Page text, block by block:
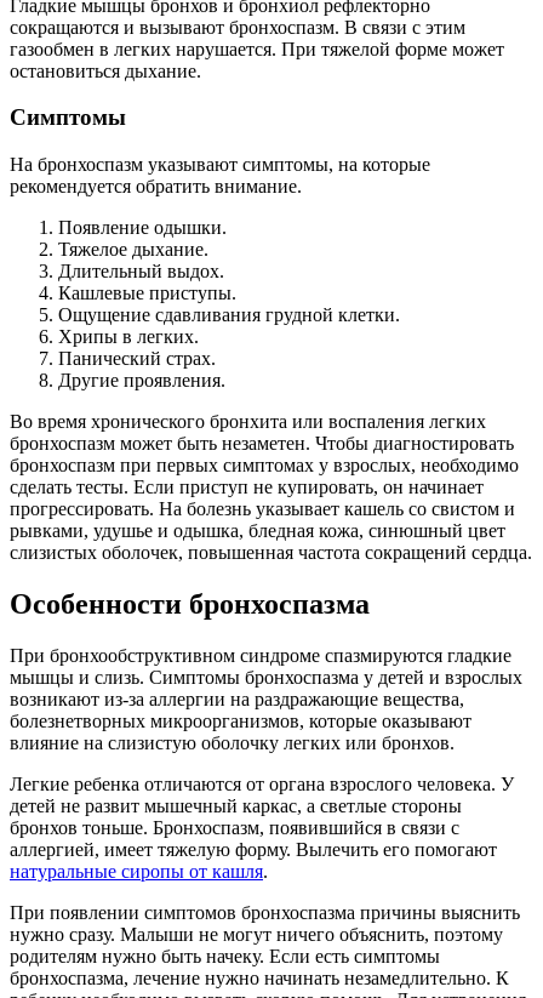
Гладкие мышцы бронхов и бронхиол рефлекторно
сокращаются и вызывают бронхоспазм. В связи с этим
газообмен в легких нарушается. При тяжелой форме может
остановиться дыхание.
Симптомы
На бронхоспазм указывают симптомы, на которые
рекомендуется обратить внимание.
Появление одышки.
Тяжелое дыхание.
Длительный выдох.
Кашлевые приступы.
Ощущение сдавливания грудной клетки.
Хрипы в легких.
Панический страх.
Другие проявления.
Во время хронического бронхита или воспаления легких
бронхоспазм может быть незаметен. Чтобы диагностировать
бронхоспазм при первых симптомах у взрослых, необходимо
сделать тесты. Если приступ не купировать, он начинает
прогрессировать. На болезнь указывает кашель со свистом и
рывками, удушье и одышка, бледная кожа, синюшный цвет
слизистых оболочек, повышенная частота сокращений сердца.
Особенности бронхоспазма
При бронхообструктивном синдроме спазмируются гладкие
мышцы и слизь. Симптомы бронхоспазма у детей и взрослых
возникают из-за аллергии на раздражающие вещества,
болезнетворных микроорганизмов, которые оказывают
влияние на слизистую оболочку легких или бронхов.
Легкие ребенка отличаются от органа взрослого человека. У
детей не развит мышечный каркас, а светлые стороны
бронхов тоньше. Бронхоспазм, появившийся в связи с
аллергией, имеет тяжелую форму. Вылечить его помогают
натуральные сиропы от кашля.
При появлении симптомов бронхоспазма причины выяснить
нужно сразу. Малыши не могут ничего объяснить, поэтому
родителям нужно быть начеку. Если есть симптомы
бронхоспазма, лечение нужно начинать незамедлительно. К